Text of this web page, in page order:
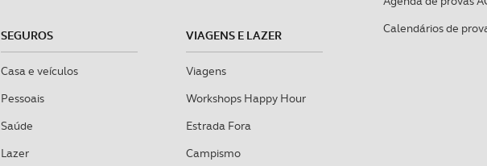
SEGUROS
Casa e veículos
Pessoais
Saúde
Lazer
VIAGENS E LAZER
Viagens
Workshops Happy Hour
Estrada Fora
Campismo
Calendários de